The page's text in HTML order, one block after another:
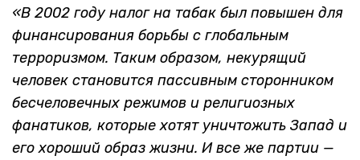
«В 2002 году налог на табак был повышен для
финансирования борьбы с глобальным
терроризмом. Таким образом, некурящий
человек становится пассивным сторонником
бесчеловечных режимов и религиозных
фанатиков, которые хотят уничтожить Запад и
его хороший образ жизни. И все же партии —